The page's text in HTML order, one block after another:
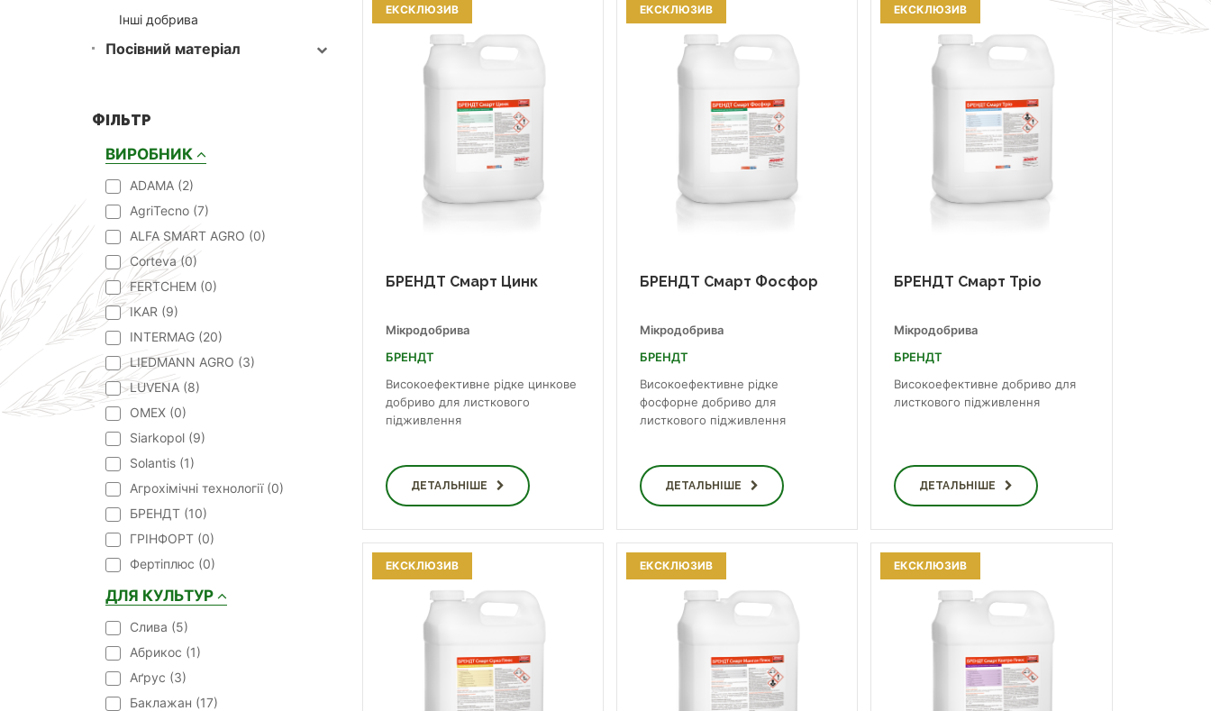
Інші добрива
Посівний матеріал
ФІЛЬТР
ВИРОБНИК
ADAMA (2)
AgriTecno (7)
ALFA SMART AGRO (0)
Corteva (0)
FERTCHEM (0)
IKAR (9)
INTERMAG (20)
LIEDMANN AGRO (3)
LUVENA (8)
OMEX (0)
Siarkopol (9)
Solantis (1)
Агрохімічні технології (0)
БРЕНДТ (10)
ГРІНФОРТ (0)
Фертіплюс (0)
ДЛЯ КУЛЬТУР
Cлива (5)
Абрикос (1)
Аґрус (3)
Баклажан (17)
БРЕНДТ Смарт Цинк
Мікродобрива
БРЕНДТ
Високоефективне рідке цинкове
добриво для листкового
підживлення
ДЕТАЛЬНІШЕ
ЕКСКЛЮЗИВ
БРЕНДТ Смарт Фосфор
Мікродобрива
БРЕНДТ
Високоефективне рідке
фосфорне добриво для
листкового підживлення
ДЕТАЛЬНІШЕ
ЕКСКЛЮЗИВ
БРЕНДТ Смарт Тріо
Мікродобрива
БРЕНДТ
Високоефективне добриво для
листкового підживлення
ДЕТАЛЬНІШЕ
ЕКСКЛЮЗИВ
ЕКСКЛЮЗИВ ЕКСКЛЮЗИВ ЕКСКЛЮЗИВ